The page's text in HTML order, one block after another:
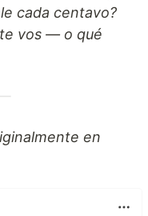
cada centavo?
vos — o qué
en